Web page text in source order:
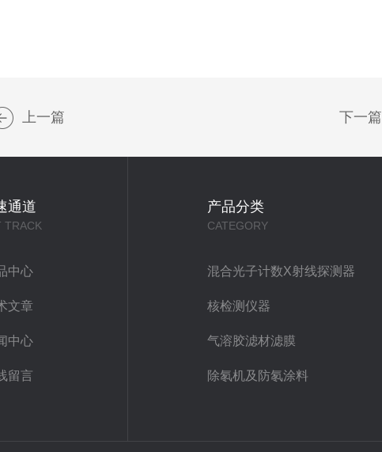
上一篇 下一篇
通道
TRACK
中心
文章
中心
留言
产品分类
CATEGORY
混合光子计数X射线探测器
核检测仪器
气溶胶滤材滤膜
除氡机及防氡涂料